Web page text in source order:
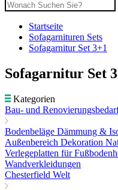
Startseite
Sofagarnituren Sets
Sofagarnitur Set 3+1
Sofagarnitur Set
Kategorien
Bau- und
Bodenbeläge Dämmung &
Außenbereich Dekoration
Verlegeplatten für
Wandverkleidungen
Chesterfield Welt